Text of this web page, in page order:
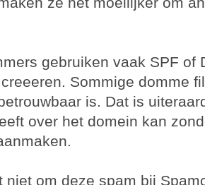
gebruiken vaak SPF of
Sommige domme
is. Dat is
over het domein kan
niet om deze spam bij